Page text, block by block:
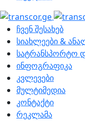
ჩვენ შესახებ
სიახლეები &
სატრანსპორტო
ინფოგრაფიკა
კვლევები
მულტიმედია
კონტაქტი
რეკლამა